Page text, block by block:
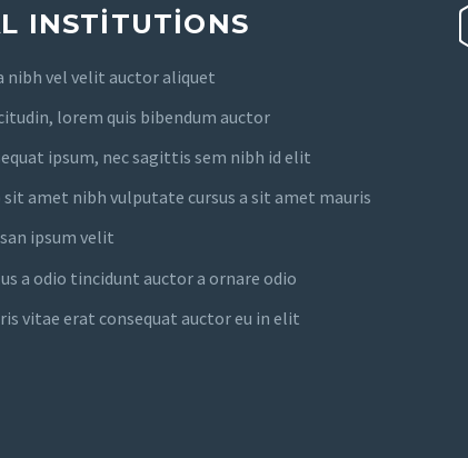
INSTITUTIONS
nibh vel velit auctor aliquet
lorem quis bibendum auctor
ipsum, nec sagittis sem nibh id elit
sit amet nibh vulputate cursus a sit amet mauris
ipsum velit
a odio tincidunt auctor a ornare odio
vitae erat consequat auctor eu in elit